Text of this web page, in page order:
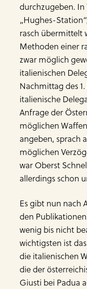
durchzugeben. In
„Hughes-
rasch übermittelt
Methoden einer
zwar möglich
italienischen
Nachmittag des
italienische
Anfrage der
möglichen
angeben, sprach
möglichen
war Oberst
allerdings schon
Es gibt nun nach
den
wenig bis nicht
wichtigsten ist
die italienischen
die der
Giusti bei Padua